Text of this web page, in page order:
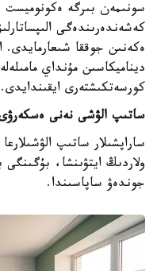
سونىمەن بىرگە
كەشەندەرىندەگى
ەكەنىن جوققا شىعارمايدى.
ديناميكاسىن مۇنداي
كورسەتكىشتەرى ايقىندايدى.
ساتىپ الۋشى نەنى
ساراپشىلار ساتىپ
ولاردىڭ ايتۋىنشا،
جوندەۋ ساپاسىندا.